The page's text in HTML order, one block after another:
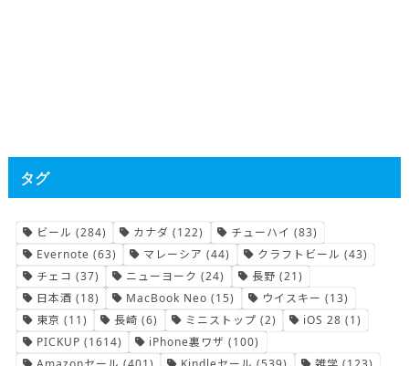
タグ
ビール (284) カナダ (122) チューハイ (83)
Evernote (63) マレーシア (44) クラフトビール (43)
チェコ (37) ニューヨーク (24) 長野 (21)
日本酒 (18) MacBook Neo (15) ウイスキー (13)
東京 (11) 長崎 (6) ミニストップ (2) iOS 28 (1)
PICKUP (1614) iPhone裏ワザ (100)